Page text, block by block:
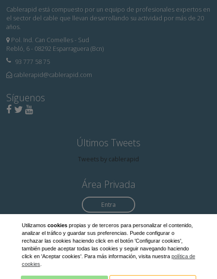
Cablerapid está compuesto por un equipo de profesionales expertos en
el sector del cable que llevan desarrollando su actividad por más de 20
años.
Pol. Ind. Can Comelles - Sud
Rebló, 6 - 08292 Esparraguera (Bcn)
93 777 58 75
cablerapid@cablerapid.com
Síguenos
Últimos Tweets
Tweets by cablerapid
Área Privada
Entra
Política Privacidad
Política de cookies
Aviso legal
Utilizamos cookiespropias y de terceros para personalizar el contenido,
analizar el tráfico y guardar sus preferencias. Puede configurar o
rechazar las cookies haciendo click en el botón 'Configurar cookies',
también puede aceptar todas las cookies y seguir navegando haciendo
click en 'Aceptar cookies'. Para más información, visita nuestra política de
cookies